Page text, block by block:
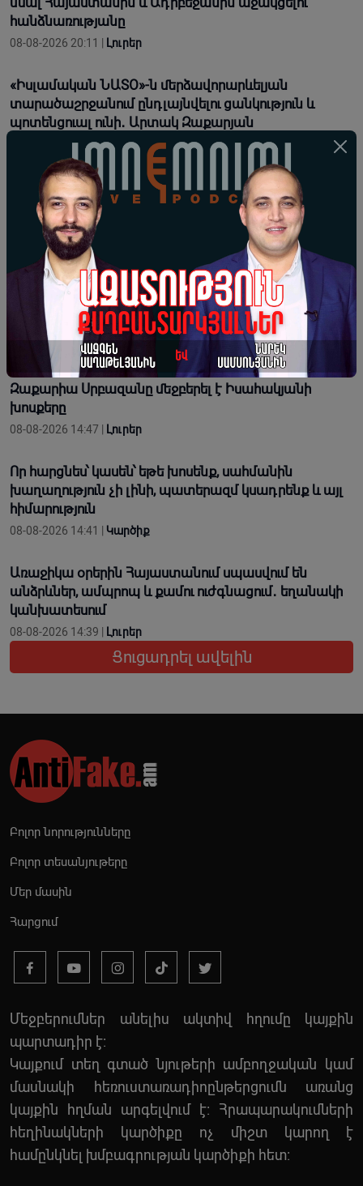
հանձնառությանը
08-08-2026 20:11 | Լուրեր
«Իսլամական ՆԱՏՕ»-ն մերձավորարևելյան
տարածաշրջանում ընդլայնվելու ցանկություն և
պոտենցուալ ունի․ Արտակ Զաքարյան
08-08-2026 19:34 |Կարծիք
ԱՄՆ-ի թիրախում Չինաստանի տնտեսությունն է․
ինչու՞ Չինաստանը թույլ չի տա, որ Իրանի պարտվի
08-08-2026 18:00 |
Նորագույն զինատեսակներն են որոշում
ժամանակակից պետությունների հաղթելը կամ
պարտվելը
08-08-2026 16:55 |Տեսանյութեր
«Պիտի պահենք ու պահպանենք Էջմիածինը»․
Զաքարիա Սրբազանը մեջբերել է Իսահակյանի
խոսքերը
08-08-2026 14:47 | Լուրեր
Որ հարցնես՝ կասեն՝ եթե խոսենք, սահմանին
խաղաղություն չի լինի, պատերազմ կuադրենք և այլ
հիմարnւթյուն
08-08-2026 14:41 | Կարծիք
Առաջիկա օրերին Հայաստանում սպասվում են
անձրևներ, ամպրոպ և քամու ուժգնացում․ եղանակի
կանխատեսում
08-08-2026 14:39 | Լուրեր
Ցուցադրել ավելին
Բոլոր նորությունները
Բոլոր տեսանյութերը
Մեր մասին
Հարցում
Մեջբերումներ անելիս ակտիվ հղումը կայքին
պարտադիր է:
Կայքում տեղ գտած նյութերի ամբողջական կամ
մասնակի հեռուստառադիոընթերցումն առանց
կայքին հղման արգելվում է: Հրապարակումների
հեղինակների կարծիքը ոչ միշտ կարող է
համընկնել խմբագրության կարծիքի հետ: